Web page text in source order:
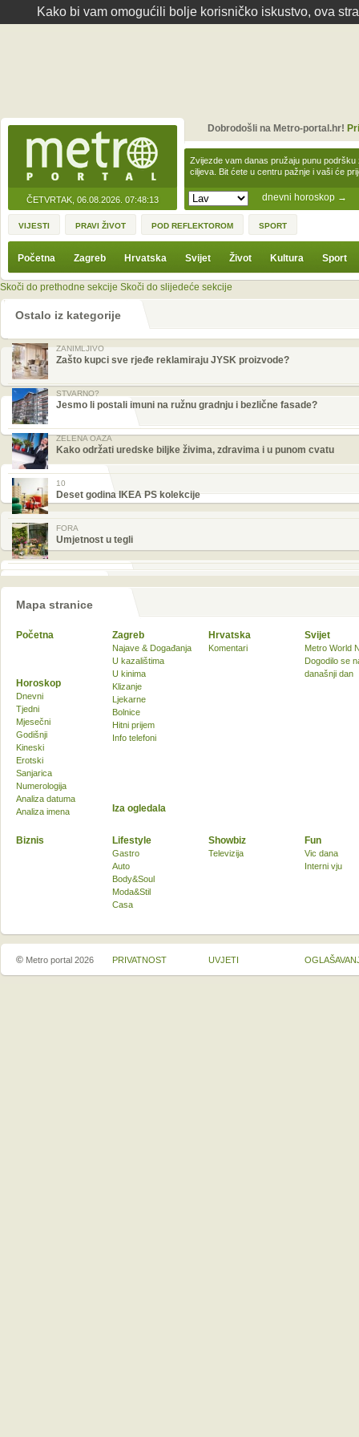
Kako bi vam omogućili bolje korisničko iskustvo, ova
ČETVRTAK, 06.08.2026. 07:48:13 dnevni horoskop →
Zvijezde vam danas pružaju punu
ciljeva. Bit ćete u centru pažnje i vaši će
Dobrodošli na Metro-portal.hr!
VIJESTI PRAVI ŽIVOT POD REFLEKTOROM SPORT
Početna Zagreb Hrvatska Svijet Život Kultura Sport
Skoči do prethodne sekcije Skoči do slijedeće sekcije
Ostalo iz kategorije
ZANIMLJIVO
Zašto kupci sve rjeđe reklamiraju JYSK proizvode?
STVARNO?
Jesmo li postali imuni na ružnu gradnju i bezlične fasade?
ZELENA OAZA
Kako održati uredske biljke živima, zdravima i u punom cvatu
10
Deset godina IKEA PS kolekcije
FORA
Umjetnost u tegli
Mapa stranice
Početna Zagreb
Najave & Događanja
U kazalištima
U kinima
Klizanje
Ljekarne
Bolnice
Hitni prijem
Info telefoni
Hrvatska
Komentari
Svijet
Metro World
Dogodilo se
današnji dan
Biznis Lifestyle
Gastro
Auto
Body&Soul
Moda&Stil
Casa
Showbiz
Televizija
Fun
Vic dana
Interni vju
Horoskop
Dnevni
Tjedni
Mjesečni
Godišnji
Kineski
Erotski
Sanjarica
Numerologija
Analiza datuma
Analiza imena
Iza ogledala
© Metro portal 2026 PRIVATNOST UVJETI